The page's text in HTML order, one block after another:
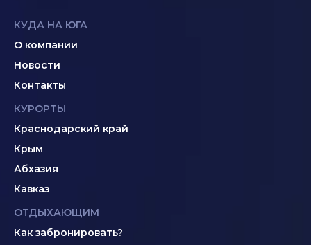
КУДА НА ЮГА
О компании
Новости
Контакты
КУРОРТЫ
Краснодарский край
Крым
Абхазия
Кавказ
ОТДЫХАЮЩИМ
Как забронировать?